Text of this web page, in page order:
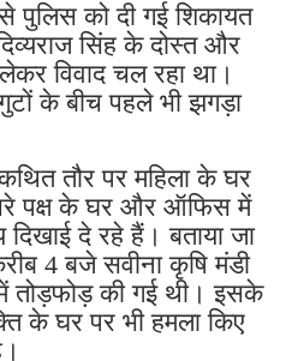
पुलिस को दी गई शिकायत
सिंह के दोस्त और
विवाद चल रहा था।
के बीच पहले भी झगड़ा
तौर पर महिला के घर
पक्ष के घर और ऑफिस में
दे रहे हैं। बताया जा
4 बजे सवीना कृषि मंडी
की गई थी। इसके
के घर पर भी हमला किए